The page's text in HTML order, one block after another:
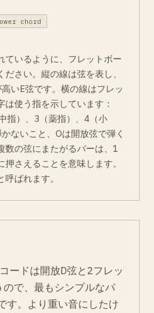
chord
ているように、フレットボー
ださい。縦の線は弦を表し、
いE弦です。横の線はフレッ
は使う指を示しています：
指）、3（薬指）、4（小
ないこと、Oは開放弦で弾く
数の弦にまたがるバーは、1
さえることを意味します。
ばれます。
ードは開放D弦と2フレッ
ので、最もシンプルなパ
す。より重い音にしたけ